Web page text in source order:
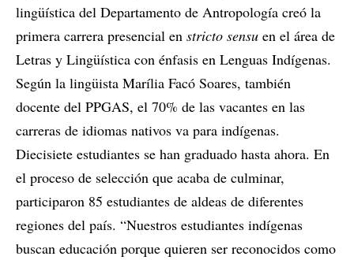
lingüística del Departamento de Antropología creó la
primera carrera presencial en stricto sensu en el área de
Letras y Lingüística con énfasis en Lenguas Indígenas.
Según la lingüista Marília Facó Soares, también
docente del PPGAS, el 70% de las vacantes en las
carreras de idiomas nativos va para indígenas.
Diecisiete estudiantes se han graduado hasta ahora. En
el proceso de selección que acaba de culminar,
participaron 85 estudiantes de aldeas de diferentes
regiones del país. “Nuestros estudiantes indígenas
buscan educación porque quieren ser reconocidos como